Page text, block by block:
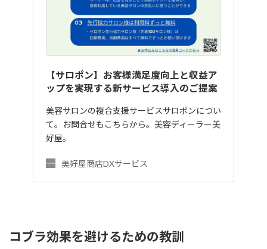
【サロポン】お客様満足度向上と収益ア
ップを実現する新サービス導入のご提案
美容サロンの複合支援サービスサロポンについ
て。お問合せもこちらから。美容ディーラー美
好屋。
美好屋商店DXサービス
コブラ効果を避けるための教訓